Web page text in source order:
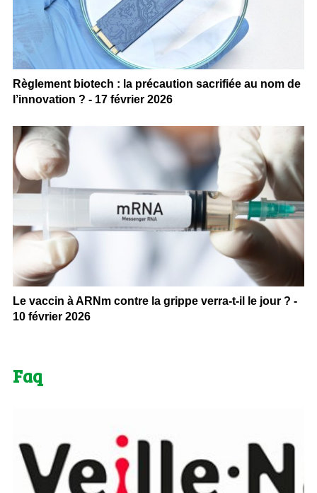
Règlement biotech : la précaution sacrifiée au nom de
l’innovation ? - 17 février 2026
Le vaccin à ARNm contre la grippe verra-t-il le jour ? -
10 février 2026
Faq